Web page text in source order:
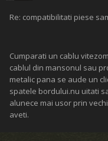
Re: compatibilitati piese
Cumparati un cablu
cablul din mansonul sau
metalic pana se aude un
spatele bordului.nu uitati
alunece mai usor prin
aveti.